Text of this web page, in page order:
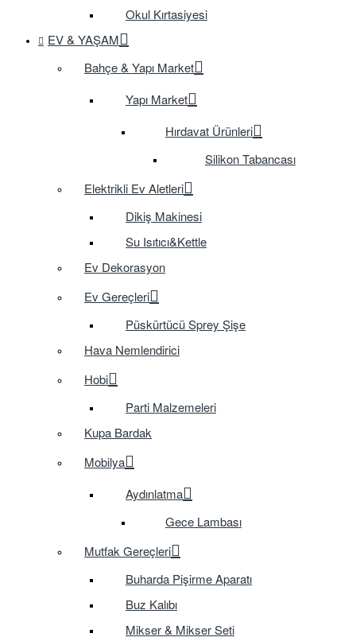
Okul Kırtasiyesi
EV & YAŞAM
Bahçe & Yapı Market
Yapı Market
Hırdavat Ürünleri
Silikon Tabancası
Elektrikli Ev Aletleri
Dikiş Makinesi
Su Isıtıcı&Kettle
Ev Dekorasyon
Ev Gereçleri
Püskürtücü Sprey Şişe
Hava Nemlendirici
Hobi
Parti Malzemeleri
Kupa Bardak
Mobilya
Aydınlatma
Gece Lambası
Mutfak Gereçleri
Buharda Pişirme Aparatı
Buz Kalıbı
Mikser & Mikser Seti